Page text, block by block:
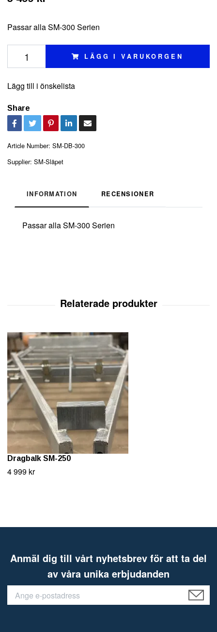
Passar alla SM-300 Serien
LÄGG I VARUKORGEN
Lägg till i önskelista
Share
Article Number: SM-DB-300
Supplier: SM-Släpet
INFORMATION RECENSIONER
Passar alla SM-300 Serien
Dragbalk SM-250
4 999 kr
Anmäl dig till vårt nyhetsbrev för att ta del
av våra unika erbjudanden